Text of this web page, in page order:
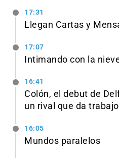
17:31
Llegan Cartas y
17:07
Intimando con la
16:41
Colón, el debut de
un rival que da trabajo
16:05
Mundos paralelos